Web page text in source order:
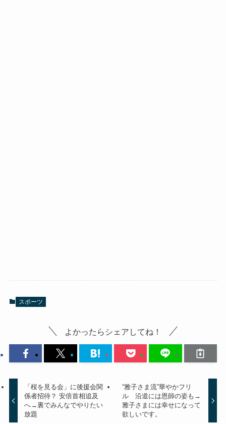
スポーツ
よかったらシェアしてね！
「桜を見る会」に後援会関
係者招待？ 安倍首相追及
へ→裏でみんなでやりたい
放題
“雅子さま流”華やかフリ
ル 沿道には恩師の姿も→
雅子さまには幸せになって
欲しいです。